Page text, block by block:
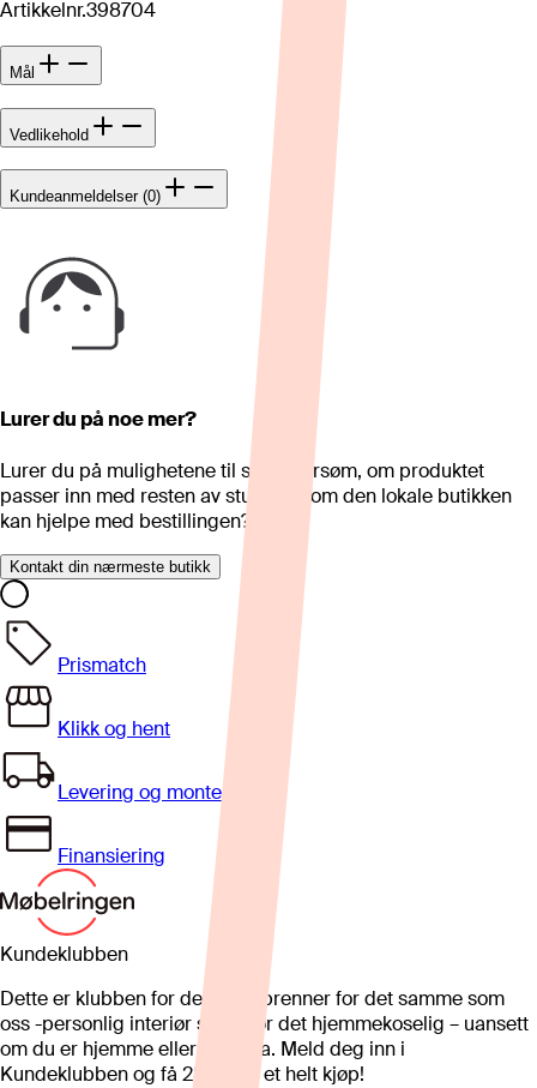
Artikkelnr.398704
Mål
Vedlikehold
Kundeanmeldelser (0)
Lurer du på noe mer?
Lurer du på mulighetene til skreddersøm, om produktet
passer inn med resten av stua eller om den lokale butikken
kan hjelpe med bestillingen?
Kontakt din nærmeste butikk
Prismatch
Klikk og hent
Levering og montering
Finansiering
Kundeklubben
Dette er klubben for deg som brenner for det samme som
oss -personlig interiør som gjør det hjemmekoselig – uansett
om du er hjemme eller på hytta. Meld deg inn i
Kundeklubben og få 25%* på et helt kjøp!